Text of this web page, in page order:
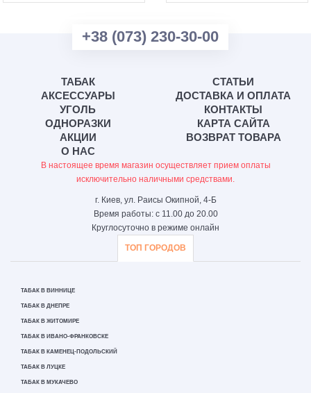
+38 (073) 230-30-00
ТАБАК
АКСЕССУАРЫ
УГОЛЬ
ОДНОРАЗКИ
АКЦИИ
О НАС
СТАТЬИ
ДОСТАВКА И ОПЛАТА
КОНТАКТЫ
КАРТА САЙТА
ВОЗВРАТ ТОВАРА
В настоящее время магазин осуществляет прием оплаты
исключительно наличными средствами.
г. Киев, ул. Раисы Окипной, 4-Б
Время работы: с 11.00 до 20.00
Круглосуточно в режиме онлайн
ТОП ГОРОДОВ
ТАБАК В ВИННИЦЕ
ТАБАК В ДНЕПРЕ
ТАБАК В ЖИТОМИРЕ
ТАБАК В ИВАНО-ФРАНКОВСКЕ
ТАБАК В КАМЕНЕЦ-ПОДОЛЬСКИЙ
ТАБАК В ЛУЦКЕ
ТАБАК В МУКАЧЕВО